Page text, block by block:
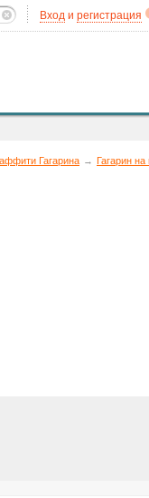
Вход и регистрация
Гагарина → Гагарин